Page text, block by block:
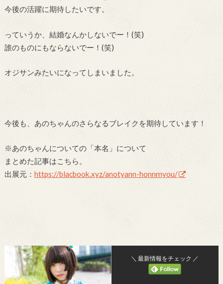
今後の活躍に期待したいです。
っていうか、結婚なんかしないでー！(笑)
誰のものにもならないでー！(笑)
オジサンみたいになってしまいました。
今後も、あのちゃんのさらなるブレイクを期待しています！
※あのちゃんについての「本名」について
まとめた記事はこちら。
出展元： https://blacbook.xyz/anotyann-honnmyou/
＼ 最新情報をチェック ／